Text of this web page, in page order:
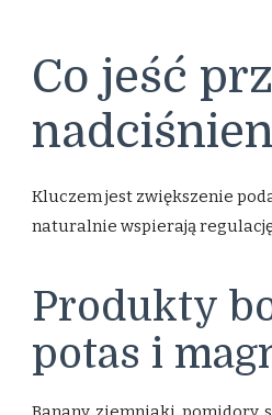
Co jeść
Kluczem jest zwiększenie
naturalnie wspierają
Produkty
potas i